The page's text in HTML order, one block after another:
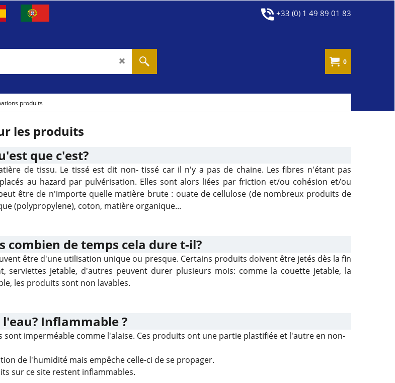
+33 (0) 1 49 89 01 83
0
produits
les produits
que c'est?
de tissu. Le tissé est dit non- tissé car il n'y a pas de chaine. Les fibres n'étant pas
au hazard par pulvérisation. Elles sont alors liées par friction et/ou cohésion et/ou
être de n'importe quelle matière brute : ouate de cellulose (de nombreux produits de
(polypropylene), coton, matière organique...
combien de temps cela dure t-il?
être d'une utilisation unique ou presque. Certains produits doivent être jetés dès la fin
serviettes jetable, d'autres peuvent durer plusieurs mois: comme la couette jetable, la
les produits sont non lavables.
Inflammable ?
sont imperméable comme l'alaise. Ces produits ont une partie plastifiée et l'autre en non-
de l'humidité mais empêche celle-ci de se propager.
sur ce site restent inflammables.